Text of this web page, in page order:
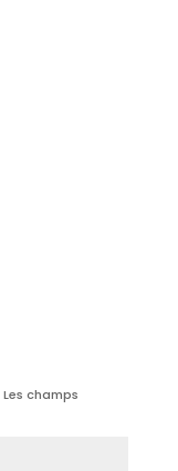
Les champs